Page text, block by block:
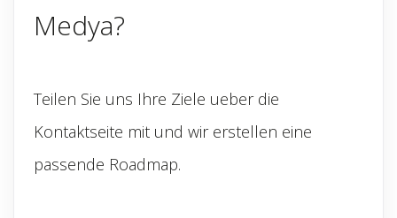
Medya?
Teilen Sie uns Ihre Ziele ueber die
Kontaktseite mit und wir erstellen eine
passende Roadmap.